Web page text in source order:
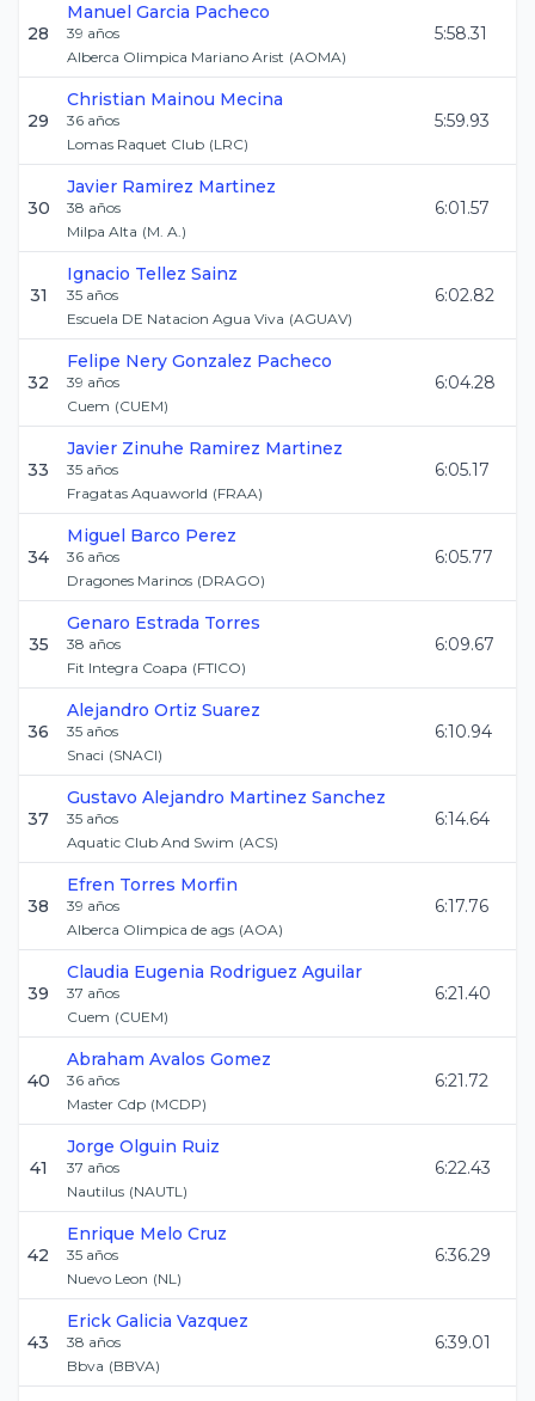
28
Manuel Garcia Pacheco
39 años
Alberca Olimpica Mariano Arist (AOMA)
5:58.31
29
Christian Mainou Mecina
36 años
Lomas Raquet Club (LRC)
5:59.93
30
Javier Ramirez Martinez
38 años
Milpa Alta (M. A.)
6:01.57
31
Ignacio Tellez Sainz
35 años
Escuela DE Natacion Agua Viva (AGUAV)
6:02.82
32
Felipe Nery Gonzalez Pacheco
39 años
Cuem (CUEM)
6:04.28
33
Javier Zinuhe Ramirez Martinez
35 años
Fragatas Aquaworld (FRAA)
6:05.17
34
Miguel Barco Perez
36 años
Dragones Marinos (DRAGO)
6:05.77
35
Genaro Estrada Torres
38 años
Fit Integra Coapa (FTICO)
6:09.67
36
Alejandro Ortiz Suarez
35 años
Snaci (SNACI)
6:10.94
37
Gustavo Alejandro Martinez Sanchez
35 años
Aquatic Club And Swim (ACS)
6:14.64
38
Efren Torres Morfin
39 años
Alberca Olimpica de ags (AOA)
6:17.76
39
Claudia Eugenia Rodriguez Aguilar
37 años
Cuem (CUEM)
6:21.40
40
Abraham Avalos Gomez
36 años
Master Cdp (MCDP)
6:21.72
41
Jorge Olguin Ruiz
37 años
Nautilus (NAUTL)
6:22.43
42
Enrique Melo Cruz
35 años
Nuevo Leon (NL)
6:36.29
43
Erick Galicia Vazquez
38 años
Bbva (BBVA)
6:39.01